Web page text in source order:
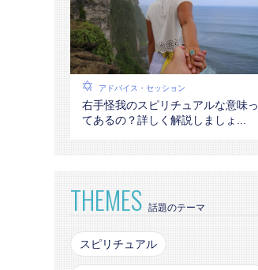
アドバイス・セッション
右手怪我のスピリチュアルな意味っ
てあるの？詳しく解説しましょ...
THEMES 話題のテーマ
スピリチュアル